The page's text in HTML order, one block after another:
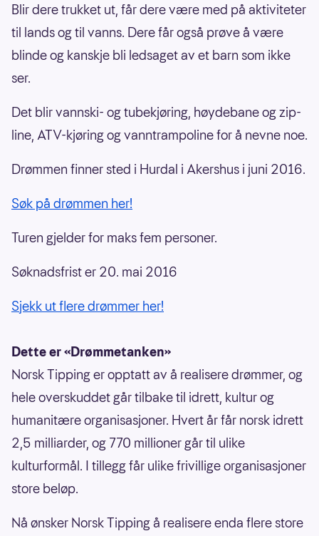
Blir dere trukket ut, får dere være med på aktiviteter
til lands og til vanns. Dere får også prøve å være
blinde og kanskje bli ledsaget av et barn som ikke
ser.
Det blir vannski- og tubekjøring, høydebane og zip-
line, ATV-kjøring og vanntrampoline for å nevne noe.
Drømmen finner sted i Hurdal i Akershus i juni 2016.
Søk på drømmen her!
Turen gjelder for maks fem personer.
Søknadsfrist er 20. mai 2016
Sjekk ut flere drømmer her!
Dette er «Drømmetanken»
Norsk Tipping er opptatt av å realisere drømmer, og
hele overskuddet går tilbake til idrett, kultur og
humanitære organisasjoner. Hvert år får norsk idrett
2,5 milliarder, og 770 millioner går til ulike
kulturformål. I tillegg får ulike frivillige organisasjoner
store beløp.
Nå ønsker Norsk Tipping å realisere enda flere store